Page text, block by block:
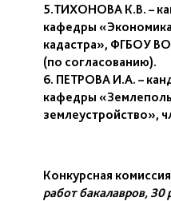
5.ТИХОНОВА К.В. –
кафедры
кадастра», ФГБОУ
(по согласованию).
6. ПЕТРОВА И.А. –
кафедры
землеустройство»,
Конкурсная
работ бакалавров, 30